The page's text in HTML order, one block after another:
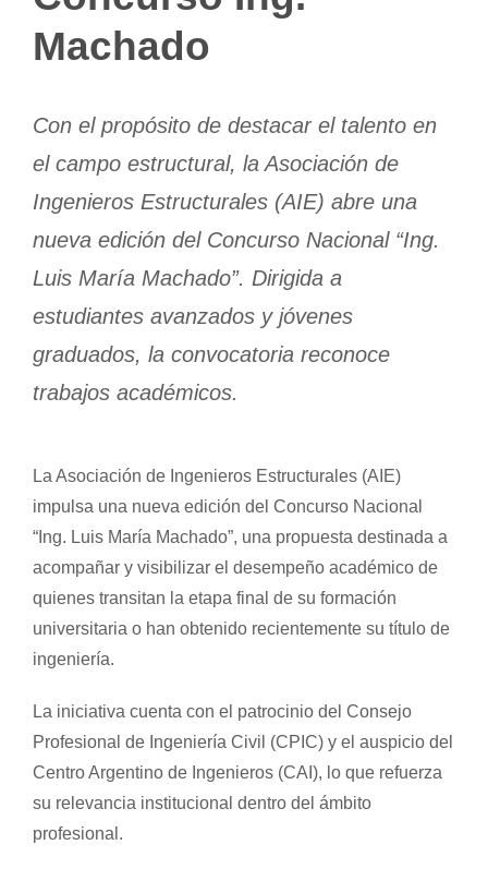
Machado
Con el propósito de destacar el talento en
el campo estructural, la Asociación de
Ingenieros Estructurales (AIE) abre una
nueva edición del Concurso Nacional “Ing.
Luis María Machado”. Dirigida a
estudiantes avanzados y jóvenes
graduados, la convocatoria reconoce
trabajos académicos.
La Asociación de Ingenieros Estructurales (AIE)
impulsa una nueva edición del Concurso Nacional
“Ing. Luis María Machado”, una propuesta destinada a
acompañar y visibilizar el desempeño académico de
quienes transitan la etapa final de su formación
universitaria o han obtenido recientemente su título de
ingeniería.
La iniciativa cuenta con el patrocinio del Consejo
Profesional de Ingeniería Civil (CPIC) y el auspicio del
Centro Argentino de Ingenieros (CAI), lo que refuerza
su relevancia institucional dentro del ámbito
profesional.